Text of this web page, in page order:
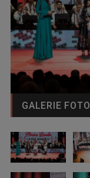
GALERIE FOTO